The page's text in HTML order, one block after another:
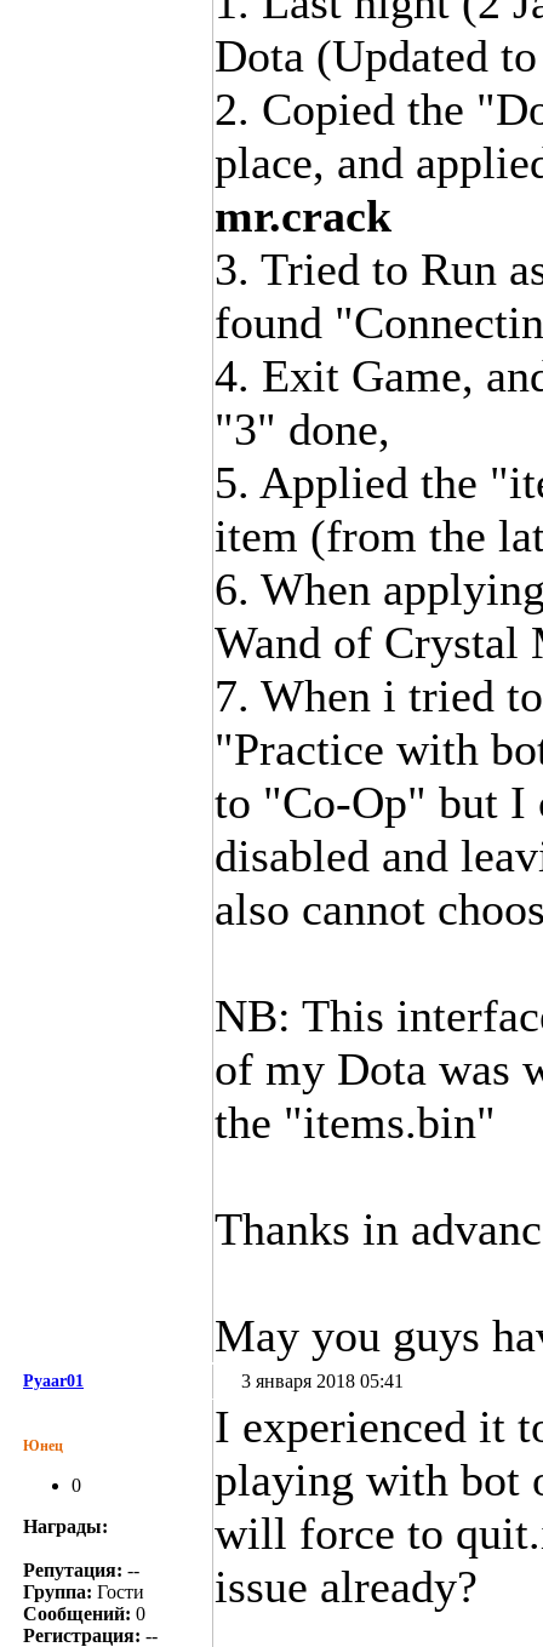
Dota (Updated
2. Copied the
place, and
mr.crack
3. Tried to Run
found
4. Exit Game,
"3" done,
5. Applied the
item (from the
6. When
Wand of Crystal
7. When i tried
"Practice with
to "Co-Op" but I
disabled and
also cannot
NB: This
of my Dota was
the "items.bin"
Thanks in
May you guys
Pyaar01 3 января 2018 05:41
Юнец
0
Награды:
Репутация: --
Группа: Гости
Сообщений: 0
Регистрация: --
I experienced it
playing with bot
will force to
issue already?